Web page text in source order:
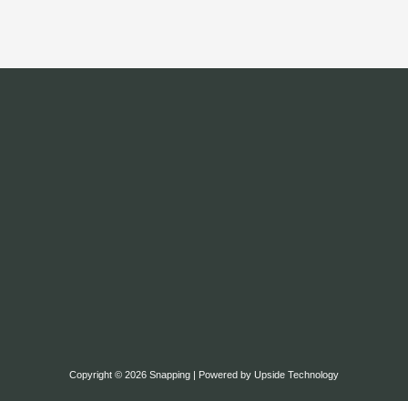
Copyright © 2026 Snapping | Powered by Upside Technology